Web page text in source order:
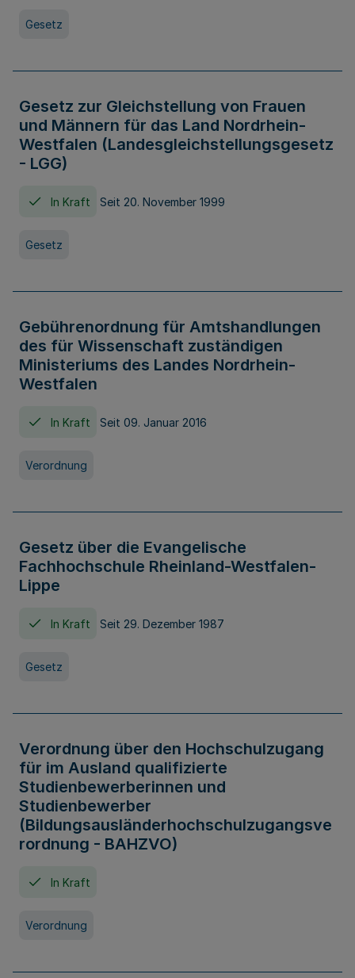
Gesetz
Gesetz zur Gleichstellung von Frauen
und Männern für das Land Nordrhein-
Westfalen (Landesgleichstellungsgesetz
- LGG)
In Kraft Seit 20. November 1999
Gesetz
Gebührenordnung für Amtshandlungen
des für Wissenschaft zuständigen
Ministeriums des Landes Nordrhein-
Westfalen
In Kraft Seit 09. Januar 2016
Verordnung
Gesetz über die Evangelische
Fachhochschule Rheinland-Westfalen-
Lippe
In Kraft Seit 29. Dezember 1987
Gesetz
Verordnung über den Hochschulzugang
für im Ausland qualifizierte
Studienbewerberinnen und
Studienbewerber
(Bildungsausländerhochschulzugangsve
rordnung - BAHZVO)
In Kraft
Verordnung